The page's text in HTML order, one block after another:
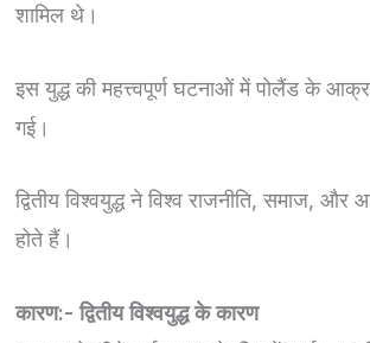
शामिल थे।
इस युद्ध की महत्त्वपूर्ण घटनाओं में पोलैंड के
गई।
द्वितीय विश्वयुद्ध ने विश्व राजनीति, समाज,
होते हैं।
कारण:- द्वितीय विश्वयुद्ध के कारण